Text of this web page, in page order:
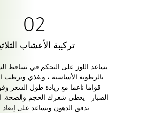
تركيبة الأعشاب
يساعد اللوز على التحكم في تساقط
بالرطوبة الأساسية ، ويغذي ويرطب
قواما ناعما مع زيادة طول الشعر
الصبار - يعطي شعرك الحجم والصحة.
تدفق الدهون ويساعد على إبعاد